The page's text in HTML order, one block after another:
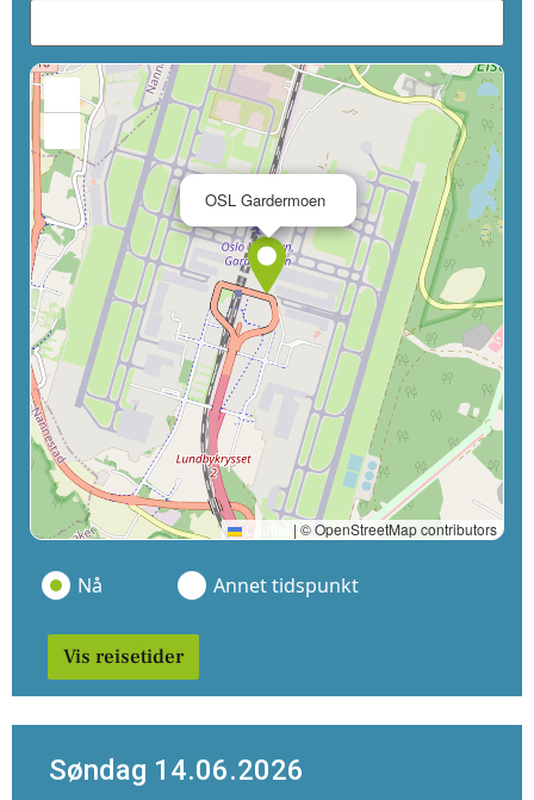
OSL Gardermoen
Leaflet | © OpenStreetMap contributors
Nå Annet tidspunkt
Vis reisetider
Søndag 14.06.2026